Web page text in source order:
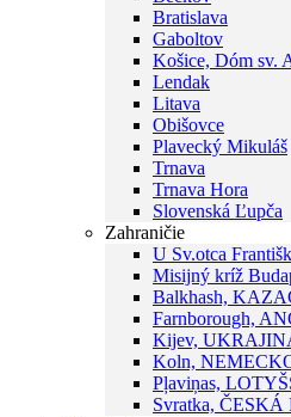
Bratislava
Gaboltov
Košice, Dóm sv.
Lendak
Litava
Obišovce
Plavecký Mikuláš
Trnava
Trnava Hora
Slovenská Ľupča
Zahraničie
U Sv.otca
Misijný kríž
Balkhash,
Farnborough,
Kijev,
Koln,
Pļaviņas,
Svratka,